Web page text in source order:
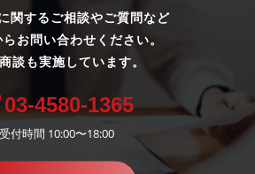
関するご相談やご質問など
お問い合わせください。
談も実施しています。
03-4580-1365
受付時間 10:00〜18:00